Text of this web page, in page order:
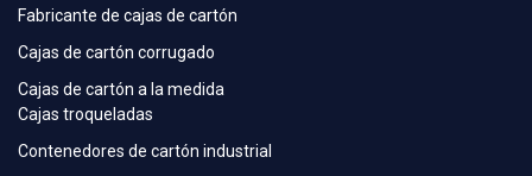
Fabricante de cajas de cartón
Cajas de cartón corrugado
Cajas de cartón a la medida
Cajas troqueladas
Contenedores de cartón industrial